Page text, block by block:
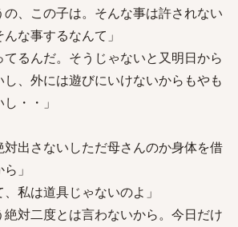
の、この子は。そんな事は許されない
な事するなんて」
てるんだ。そうじゃないと又明日から
、外には遊びにいけないからもやも
・・」
対出さないしただ母さんのか身体を借
」
、私は道具じゃないのよ」
絶対二度とは言わないから。今日だけ